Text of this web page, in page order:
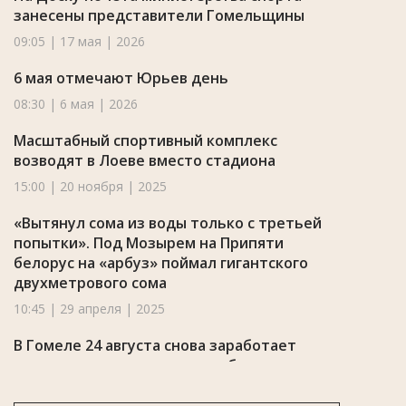
занесены представители Гомельщины
09:05 | 17 мая | 2026
6 мая отмечают Юрьев день
08:30 | 6 мая | 2026
Масштабный спортивный комплекс
возводят в Лоеве вместо стадиона
15:00 | 20 ноября | 2025
«Вытянул сома из воды только с третьей
попытки». Под Мозырем на Припяти
белорус на «арбуз» поймал гигантского
двухметрового сома
10:45 | 29 апреля | 2025
В Гомеле 24 августа снова заработает
кинотеатр под открытым небом